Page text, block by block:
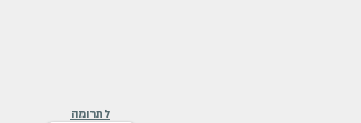
לתרומה